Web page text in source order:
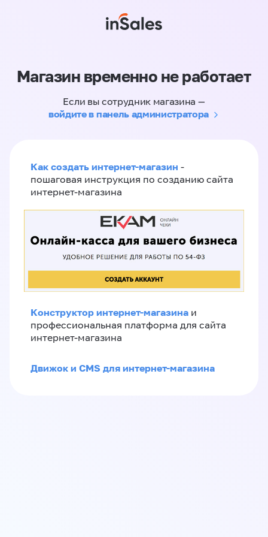
Магазин временно не работает
Если вы сотрудник магазина —
войдите в панель администратора
Как создать интернет-магазин -
пошаговая инструкция по созданию сайта
интернет-магазина
Конструктор интернет-магазина и
профессиональная платформа для сайта
интернет-магазина
Движок и CMS для интернет-магазина